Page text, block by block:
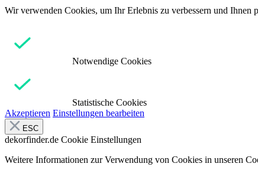
Wir verwenden Cookies, um Ihr Erlebnis zu verbessern und
Notwendige Cookies
Statistische Cookies
Akzeptieren Einstellungen bearbeiten
ESC
dekorfinder.de Cookie Einstellungen
Weitere Informationen zur Verwendung von Cookies in unseren